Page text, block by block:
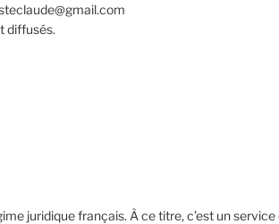
diffusés.
juridique français. À ce titre, c’est un service